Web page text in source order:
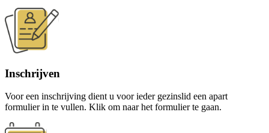
Inschrijven
Voor een inschrijving dient u voor ieder gezinslid een apart
formulier in te vullen. Klik om naar het formulier te gaan.